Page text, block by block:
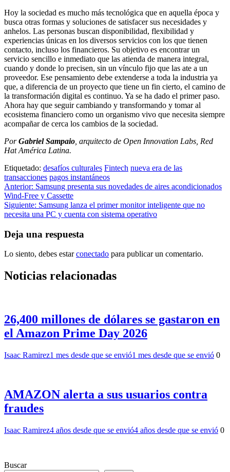
Hoy la sociedad es mucho más tecnológica que en aquella época y
busca otras formas y soluciones de satisfacer sus necesidades y
anhelos. Las personas buscan disponibilidad, flexibilidad y
experiencias únicas en los diversos servicios con los que tienen
contacto, incluso los financieros. Su objetivo es encontrar un
servicio sencillo e inmediato que las atienda de manera integral,
cuando y donde lo precisen, sin un vínculo fijo que las ate a un
proveedor. Ese pensamiento debe extenderse a toda la industria ya
que, a diferencia de un proyecto que tiene un fin cierto, el camino de
la transformación digital es continuo. Ya se ha dado el primer paso.
Ahora hay que seguir cambiando y transformando y tomar al
ecosistema financiero como un organismo vivo que necesita siempre
acompañar de cerca los cambios de la sociedad.
PorGabriel Sampaio , arquitecto de Open Innovation Labs, Red
Hat América Latina.
Etiquetado: desafíos culturales Fintech nueva era de las
transacciones pagos instantáneos
Navegación
de
entradas
Anterior: Samsung presenta sus novedades de aires acondicionados
Wind-Free y Cassette
Siguiente: Samsung lanza el primer monitor inteligente que no
necesita una PC y cuenta con sistema operativo
Deja una respuesta
Lo siento, debes estarconectado para publicar un comentario.
Noticias relacionadas
26,400 millones de dólares se gastaron en
el Amazon Prime Day 2026
Isaac Ramirez1 mes desde que se envió1 mes desde que se envió 0
AMAZON alerta a sus usuarios contra
fraudes
Isaac Ramirez4 años desde que se envió4 años desde que se envió 0
Buscar